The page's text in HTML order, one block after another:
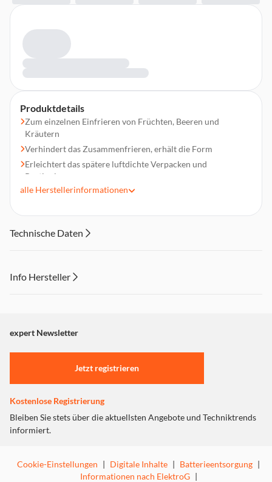
Produktdetails
Zum einzelnen Einfrieren von Früchten, Beeren und
Kräutern
Verhindert das Zusammenfrieren, erhält die Form
Erleichtert das spätere luftdichte Verpacken und
Portionieren
Material: Kunststoff
alle Herstellerinformationen
Technische Daten
Info Hersteller
"Marketing".
Einstellungen anpassen
expert Newsletter
Jetzt registrieren
Kostenlose Registrierung
Bleiben Sie stets über die aktuellsten Angebote und Techniktrends
informiert.
Cookie-Einstellungen | Digitale Inhalte | Batterieentsorgung |
Informationen nach ElektroG |